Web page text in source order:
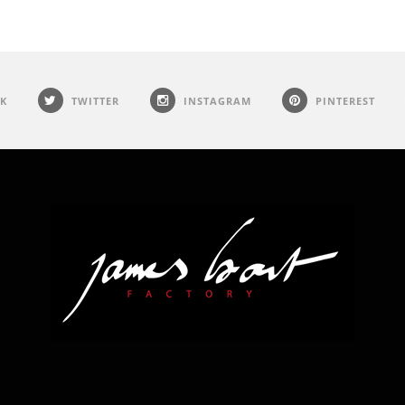
TWITTER INSTAGRAM PINTEREST